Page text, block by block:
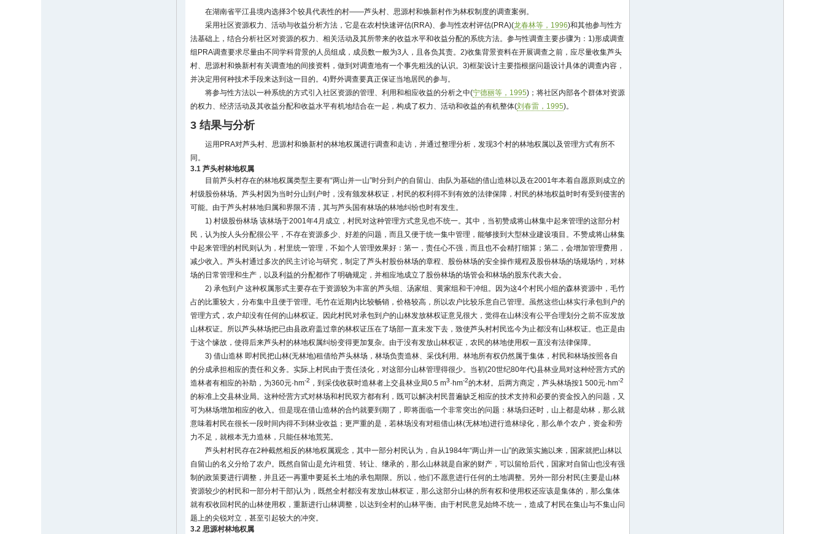
在湖南省平江县境内选择3个较具代表性的村——芦头村、思源村和焕新村作为林权制度的调查案例。
采用社区资源权力、活动与收益分析方法，它是在农村快速评估(RRA)、参与性农村评估(PRA)(龙春林等，1996)和其他参与性方
法基础上，结合分析社区对资源的权力、相关活动及其所带来的收益水平和收益分配的系统方法。参与性调查主要步骤为：1)形成调查
组PRA调查要求尽量由不同学科背景的人员组成，成员数一般为3人，且各负其责。2)收集背景资料在开展调查之前，应尽量收集芦头
村、思源村和焕新村有关调查地的间接资料，做到对调查地有一个事先粗浅的认识。3)框架设计主要指根据问题设计具体的调查内容，
并决定用何种技术手段来达到这一目的。4)野外调查要真正保证当地居民的参与。
将参与性方法以一种系统的方式引入社区资源的管理、利用和相应收益的分析之中(宁德丽等，1995)；将社区内部各个群体对资源
的权力、经济活动及其收益分配和收益水平有机地结合在一起，构成了权力、活动和收益的有机整体(刘春雷，1995)。
3 结果与分析
运用PRA对芦头村、思源村和焕新村的林地权属进行调查和走访，并通过整理分析，发现3个村的林地权属以及管理方式有所不
同。
3.1 芦头村林地权属
目前芦头村存在的林地权属类型主要有“两山并一山”时分到户的自留山、由队为基础的借山造林以及在2001年本着自愿原则成立的
村级股份林场。芦头村因为当时分山到户时，没有颁发林权证，村民的权利得不到有效的法律保障，村民的林地权益时时有受到侵害的
可能。由于芦头村林地归属和界限不清，其与芦头国有林场的林地纠纷也时有发生。
1) 村级股份林场 该林场于2001年4月成立，村民对这种管理方式意见也不统一。其中，当初赞成将山林集中起来管理的这部分村
民，认为按人头分配很公平，不存在资源多少、好差的问题，而且又便于统一集中管理，能够接到大型林业建设项目。不赞成将山林集
中起来管理的村民则认为，村里统一管理，不如个人管理效果好：第一，责任心不强，而且也不会精打细算；第二，会增加管理费用，
减少收入。芦头村通过多次的民主讨论与研究，制定了芦头村股份林场的章程、股份林场的安全操作规程及股份林场的场规场约，对林
场的日常管理和生产，以及利益的分配都作了明确规定，并相应地成立了股份林场的场管会和林场的股东代表大会。
2) 承包到户 这种权属形式主要存在于资源较为丰富的芦头组、汤家组、黄家组和干冲组。因为这4个村民小组的森林资源中，毛竹
占的比重较大，分布集中且便于管理。毛竹在近期内比较畅销，价格较高，所以农户比较乐意自己管理。虽然这些山林实行承包到户的
管理方式，农户却没有任何的山林权证。因此村民对承包到户的山林发放林权证意见很大，觉得在山林没有公平合理划分之前不应发放
山林权证。所以芦头林场把已由县政府盖过章的林权证压在了场部一直未发下去，致使芦头村村民迄今为止都没有山林权证。也正是由
于这个缘故，使得后来芦头村的林地权属纠纷变得更加复杂。由于没有发放山林权证，农民的林地使用权一直没有法律保障。
3) 借山造林 即村民把山林(无林地)租借给芦头林场，林场负责造林、采伐利用。林地所有权仍然属于集体，村民和林场按照各自
的分成承担相应的责任和义务。实际上村民由于责任淡化，对这部分山林管理得很少。当初(20世纪80年代)县林业局对这种经营方式的
造林者有相应的补助，为360元·hm-2 ，到采伐收获时造林者上交县林业局0.5 m3·hm-2的木材。后两方商定，芦头林场按1 500元·hm-2
的标准上交县林业局。这种经营方式对林场和村民双方都有利，既可以解决村民普遍缺乏相应的技术支持和必要的资金投入的问题，又
可为林场增加相应的收入。但是现在借山造林的合约就要到期了，即将面临一个非常突出的问题：林场归还时，山上都是幼林，那么就
意味着村民在很长一段时间内得不到林业收益；更严重的是，若林场没有对租借山林(无林地)进行造林绿化，那么单个农户，资金和劳
力不足，就根本无力造林，只能任林地荒芜。
芦头村村民存在2种截然相反的林地权属观念，其中一部分村民认为，自从1984年“两山并一山”的政策实施以来，国家就把山林以
自留山的名义分给了农户。既然自留山是允许租赁、转让、继承的，那么山林就是自家的财产，可以留给后代，国家对自留山也没有强
制的政策要进行调整，并且还一再重申要延长土地的承包期限。所以，他们不愿意进行任何的土地调整。另外一部分村民(主要是山林
资源较少的村民和一部分村干部)认为，既然全村都没有发放山林权证，那么这部分山林的所有权和使用权还应该是集体的，那么集体
就有权收回村民的山林使用权，重新进行山林调整，以达到全村的山林平衡。由于村民意见始终不统一，造成了村民在集山与不集山问
题上的尖锐对立，甚至引起较大的冲突。
3.2 思源村林地权属